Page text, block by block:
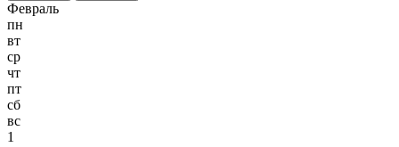
Февраль
пн
вт
ср
чт
пт
сб
вс
1